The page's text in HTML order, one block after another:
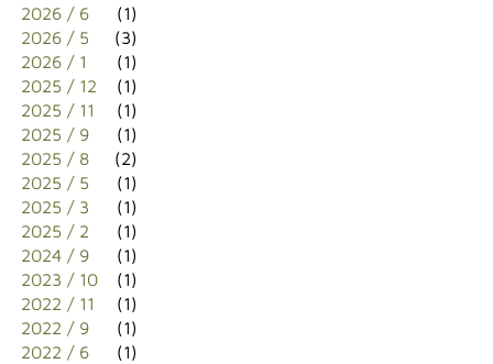
2026 / 6
(1)
2026 / 5
(3)
2026 / 1
(1)
2025 / 12
(1)
2025 / 11
(1)
2025 / 9
(1)
2025 / 8
(2)
2025 / 5
(1)
2025 / 3
(1)
2025 / 2
(1)
2024 / 9
(1)
2023 / 10
(1)
2022 / 11
(1)
2022 / 9
(1)
2022 / 6
(1)